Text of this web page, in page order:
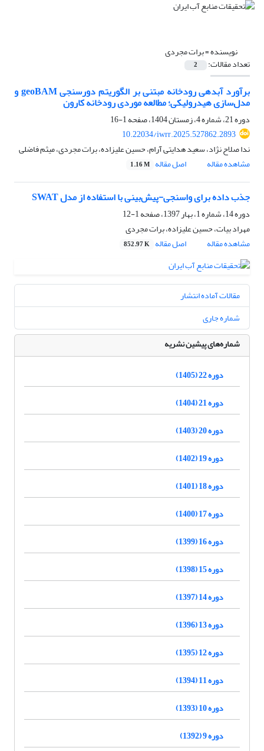
نویسنده =برات مجردی
تعداد مقالات: 2
برآورد آبدهی رودخانه مبتنی بر الگوریتم دورسنجی geoBAM و
مدل‌سازی هیدرولیکی؛ مطالعه موردی رودخانه کارون
دوره 21، شماره 4، زمستان 1404، صفحه
1-16
10.22034/iwrr.2025.527862.2893
ندا صلاح نژاد، سعید هدایتی آرام، حسین علیزاده، برات مجردی، میثم فاضلی
مشاهده مقاله
اصل مقاله 1.16 M
جذب داده برای واسنجی-پیش‌بینی با استفاده از مدل SWAT
دوره 14، شماره 1، بهار 1397، صفحه
1-12
مهراد بیات، حسین علیزاده، برات مجردی
مشاهده مقاله
اصل مقاله 852.97 K
مقالات آماده انتشار
شماره جاری
شماره‌های پیشین نشریه
دوره 22 (1405)
دوره 21 (1404)
دوره 20 (1403)
دوره 19 (1402)
دوره 18 (1401)
دوره 17 (1400)
دوره 16 (1399)
دوره 15 (1398)
دوره 14 (1397)
دوره 13 (1396)
دوره 12 (1395)
دوره 11 (1394)
دوره 10 (1393)
دوره 9 (1392)